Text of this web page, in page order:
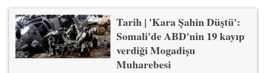
Tarih | 'Kara Şahin Düştü':
Somali'de ABD'nin 19 kayıp
verdiği Mogadişu
Muharebesi